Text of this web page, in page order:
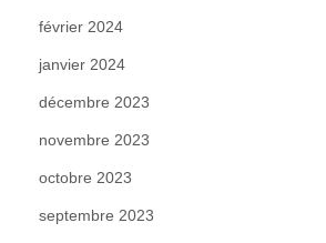
février 2024
janvier 2024
décembre 2023
novembre 2023
octobre 2023
septembre 2023